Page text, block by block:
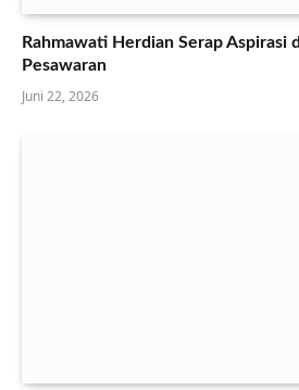
Rahmawati Herdian Serap Aspirasi
Pesawaran
Juni 22, 2026